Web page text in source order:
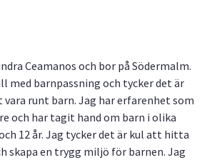
Ceamanos och bor på Södermalm.
med barnpassning och tycker det är
runt barn. Jag har erfarenhet som
och har tagit hand om barn i olika
12 år. Jag tycker det är kul att hitta
skapa en trygg miljö för barnen. Jag